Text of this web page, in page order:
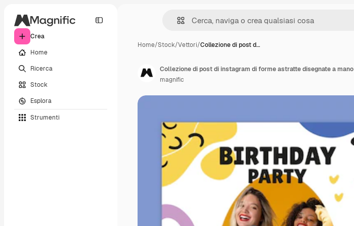
Crea
Home
Ricerca
Stock
Esplora
Strumenti
Home/Stock/Vettori/Collezione di post d…
Collezione di post di instagram di forme astratte disegnate a mano
magnific